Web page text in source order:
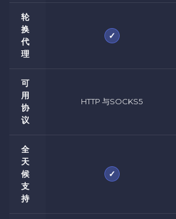
轮
换
代
理
✓
可
用
协
议
HTTP 与SOCKS5
全
天
候
支
持
✓